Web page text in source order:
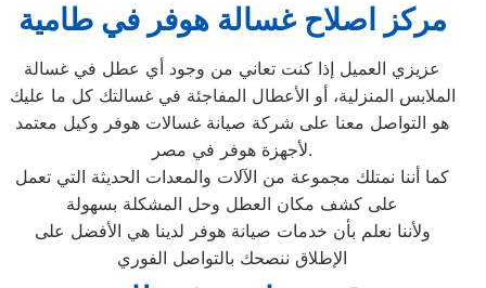
مركز اصلاح غسالة هوفر في طامية
عزيزي العميل إذا كنت تعاني من وجود أي عطل في غسالة
الملابس المنزلية، أو الأعطال المفاجئة في غسالتك كل ما عليك
هو التواصل معنا على شركة صيانة غسالات هوفر وكيل معتمد
لأجهزة هوفر في مصر.
كما أننا نمتلك مجموعة من الآلات والمعدات الحديثة التي تعمل
على كشف مكان العطل وحل المشكلة بسهولة
ولأننا نعلم بأن خدمات صيانة هوفر لدينا هي الأفضل على
الإطلاق ننصحك بالتواصل الفوري